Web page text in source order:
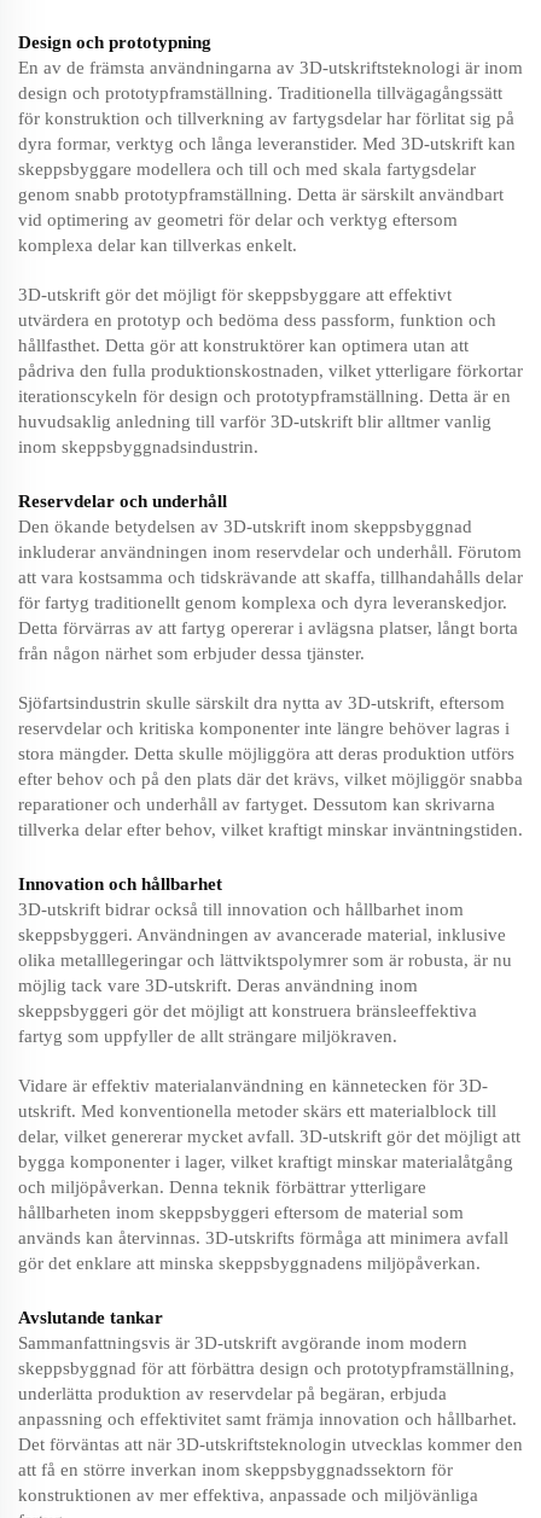
Design och prototypning
En av de främsta användningarna av 3D-utskriftsteknologi är inom
design och prototypframställning. Traditionella tillvägagångssätt
för konstruktion och tillverkning av fartygsdelar har förlitat sig på
dyra formar, verktyg och långa leveranstider. Med 3D-utskrift kan
skeppsbyggare modellera och till och med skala fartygsdelar
genom snabb prototypframställning. Detta är särskilt användbart
vid optimering av geometri för delar och verktyg eftersom
komplexa delar kan tillverkas enkelt.
3D-utskrift gör det möjligt för skeppsbyggare att effektivt
utvärdera en prototyp och bedöma dess passform, funktion och
hållfasthet. Detta gör att konstruktörer kan optimera utan att
pådriva den fulla produktionskostnaden, vilket ytterligare förkortar
iterationscykeln för design och prototypframställning. Detta är en
huvudsaklig anledning till varför 3D-utskrift blir alltmer vanlig
inom skeppsbyggnadsindustrin.
Reservdelar och underhåll
Den ökande betydelsen av 3D-utskrift inom skeppsbyggnad
inkluderar användningen inom reservdelar och underhåll. Förutom
att vara kostsamma och tidskrävande att skaffa, tillhandahålls delar
för fartyg traditionellt genom komplexa och dyra leveranskedjor.
Detta förvärras av att fartyg opererar i avlägsna platser, långt borta
från någon närhet som erbjuder dessa tjänster.
Sjöfartsindustrin skulle särskilt dra nytta av 3D-utskrift, eftersom
reservdelar och kritiska komponenter inte längre behöver lagras i
stora mängder. Detta skulle möjliggöra att deras produktion utförs
efter behov och på den plats där det krävs, vilket möjliggör snabba
reparationer och underhåll av fartyget. Dessutom kan skrivarna
tillverka delar efter behov, vilket kraftigt minskar inväntningstiden.
Innovation och hållbarhet
3D-utskrift bidrar också till innovation och hållbarhet inom
skeppsbyggeri. Användningen av avancerade material, inklusive
olika metalllegeringar och lättviktspolymrer som är robusta, är nu
möjlig tack vare 3D-utskrift. Deras användning inom
skeppsbyggeri gör det möjligt att konstruera bränsleeffektiva
fartyg som uppfyller de allt strängare miljökraven.
Vidare är effektiv materialanvändning en kännetecken för 3D-
utskrift. Med konventionella metoder skärs ett materialblock till
delar, vilket genererar mycket avfall. 3D-utskrift gör det möjligt att
bygga komponenter i lager, vilket kraftigt minskar materialåtgång
och miljöpåverkan. Denna teknik förbättrar ytterligare
hållbarheten inom skeppsbyggeri eftersom de material som
används kan återvinnas. 3D-utskrifts förmåga att minimera avfall
gör det enklare att minska skeppsbyggnadens miljöpåverkan.
Avslutande tankar
Sammanfattningsvis är 3D-utskrift avgörande inom modern
skeppsbyggnad för att förbättra design och prototypframställning,
underlätta produktion av reservdelar på begäran, erbjuda
anpassning och effektivitet samt främja innovation och hållbarhet.
Det förväntas att när 3D-utskriftsteknologin utvecklas kommer den
att få en större inverkan inom skeppsbyggnadssektorn för
konstruktionen av mer effektiva, anpassade och miljövänliga